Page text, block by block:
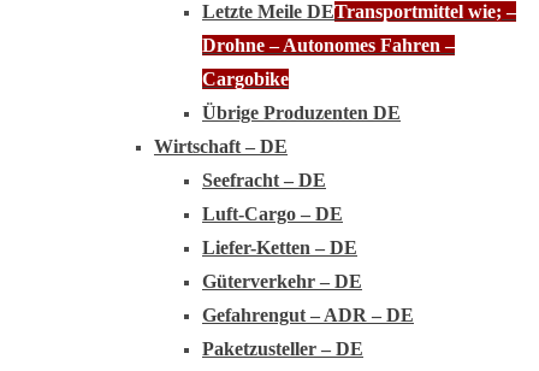
Letzte Meile DETransportmittel wie; –
Drohne – Autonomes Fahren –
Cargobike
Übrige Produzenten DE
Wirtschaft – DE
Seefracht – DE
Luft-Cargo – DE
Liefer-Ketten – DE
Güterverkehr – DE
Gefahrengut – ADR – DE
Paketzusteller – DE